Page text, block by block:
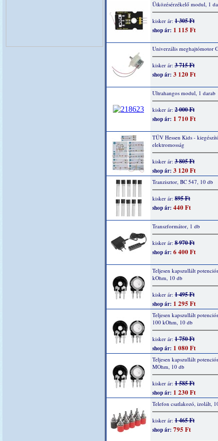
Ütközésérzékelő modul, 1
kisker ár: 1 305 Ft
shop ár: 1 115 Ft
Univerzális meghajtómotor
kisker ár: 3 715 Ft
shop ár: 3 120 Ft
Ultrahangos modul, 1 darab
kisker ár: 2 000 Ft
shop ár: 1 710 Ft
TÜV Hessen Kids -
elektromosság
kisker ár: 3 805 Ft
shop ár: 3 120 Ft
Tranzisztor, BC 547, 10 db
kisker ár: 895 Ft
shop ár: 440 Ft
Transzformátor, 1 db
kisker ár: 8 970 Ft
shop ár: 6 400 Ft
Teljesen kapszullált
kOhm, 10 db
kisker ár: 1 495 Ft
shop ár: 1 295 Ft
Teljesen kapszullált
100 kOhm, 10 db
kisker ár: 1 750 Ft
shop ár: 1 080 Ft
Teljesen kapszullált
MOhm, 10 db
kisker ár: 1 585 Ft
shop ár: 1 230 Ft
Telefon csatlakozó, izolált,
kisker ár: 1 465 Ft
shop ár: 795 Ft